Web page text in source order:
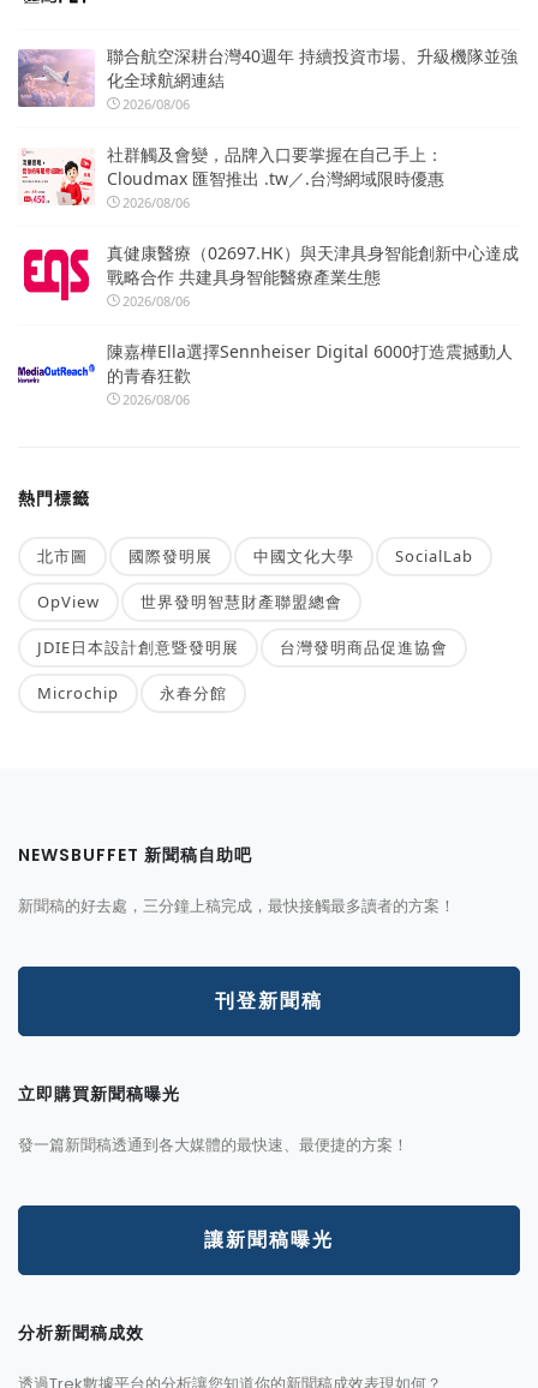
聯合航空深耕台灣40週年 持續投資市場、升級機隊並強
化全球航網連結
2026/08/06
社群觸及會變，品牌入口要掌握在自己手上：
Cloudmax 匯智推出 .tw／.台灣網域限時優惠
2026/08/06
真健康醫療（02697.HK）與天津具身智能創新中心達成
戰略合作 共建具身智能醫療產業生態
2026/08/06
陳嘉樺Ella選擇Sennheiser Digital 6000打造震撼動人
的青春狂歡
2026/08/06
熱門標籤
北市圖 國際發明展 中國文化大學 SocialLab
OpView 世界發明智慧財產聯盟總會
JDIE日本設計創意暨發明展 台灣發明商品促進協會
Microchip 永春分館
NEWSBUFFET 新聞稿自助吧
新聞稿的好去處，三分鐘上稿完成，最快接觸最多讀者的方案！
刊登新聞稿
立即購買新聞稿曝光
發一篇新聞稿透通到各大媒體的最快速、最便捷的方案！
讓新聞稿曝光
分析新聞稿成效
透過Trek數據平台的分析讓您知道你的新聞稿成效表現如何？